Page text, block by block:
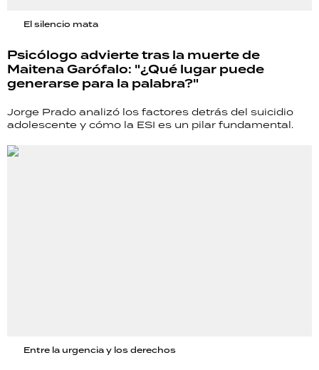
El silencio mata
Psicólogo advierte tras la muerte de
Maitena Garófalo: "¿Qué lugar puede
generarse para la palabra?"
Jorge Prado analizó los factores detrás del suicidio
adolescente y cómo la ESI es un pilar fundamental.
Entre la urgencia y los derechos